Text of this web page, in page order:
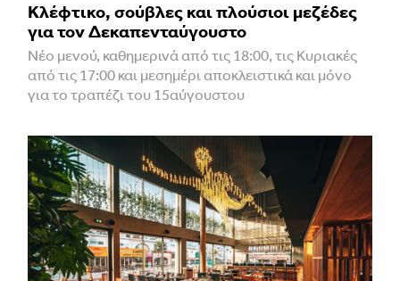
Κλέφτικο, σούβλες και πλούσιοι μεζέδες
για τον Δεκαπενταύγουστο
Νέο μενού, καθημερινά από τις 18:00, τις Κυριακές
από τις 17:00 και μεσημέρι αποκλειστικά και μόνο
για το τραπέζι του 15αύγουστου